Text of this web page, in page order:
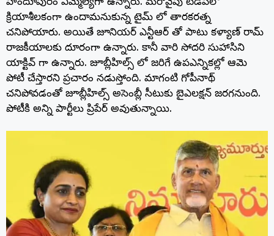
o
o
k
m p
p
క్రియాశీలకంగా ఉందామనుకున్న టైమ్ లో తారకరత్న
చనిపోయారు. అయితే జూనియర్ ఎన్టీఆర్ తో పాటు కళ్యాణ్ రామ్
రాజకీయాలకు దూరంగా ఉన్నారు. కానీ వారి సోదరి సుహాసిని
యాక్టివ్ గా ఉన్నారు. జూబ్లీహిల్స్ లో జరిగే ఉపఎన్నికల్లో ఆమె
పోటీ చేస్తారని ప్రచారం నడుస్తోంది. మాగంటి గోపీనాథ్
చనిపోవడంతో జూబ్లీహిల్స్ అసెంబ్లీ సీటుకు బైఎలక్షన్ జరగనుంది.
పోటీకి అన్ని పార్టీలు ప్రిపేర్ అవుతున్నాయి.